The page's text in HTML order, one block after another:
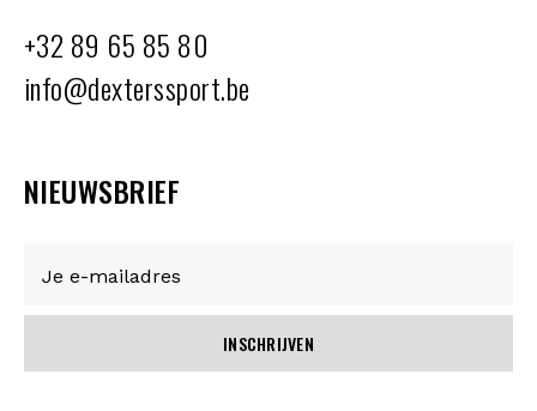
+32 89 65 85 80
info@dexterssport.be
NIEUWSBRIEF
INSCHRIJVEN